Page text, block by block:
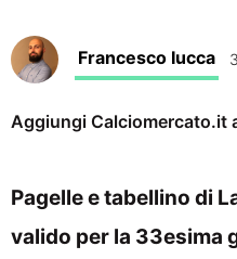
Francesco Iucca
Aggiungi Calciomercato.it
Pagelle e tabellino di
valido per la 33esima